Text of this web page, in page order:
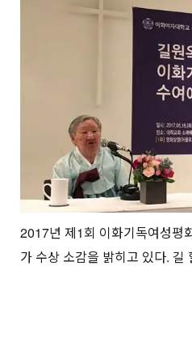
2017년 제1회 이화기독여성평
가 수상 소감을 밝히고 있다. 길